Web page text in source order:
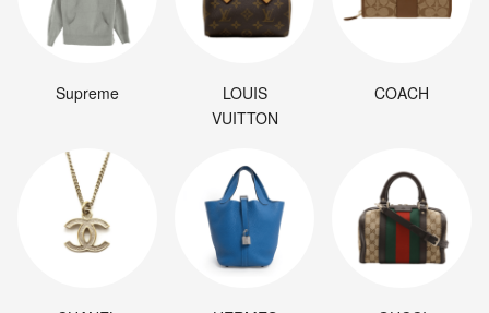
Supreme
LOUIS
VUITTON
COACH